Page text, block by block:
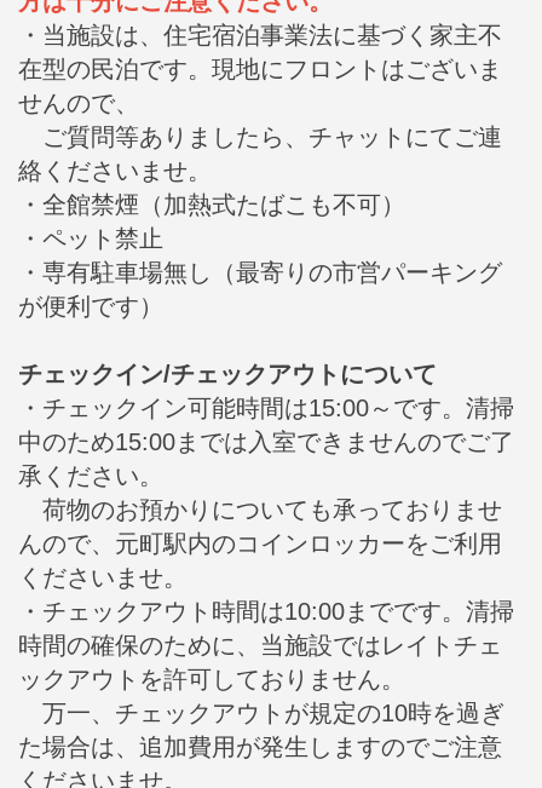
・当施設は、住宅宿泊事業法に基づく家主不
在型の民泊です。現地にフロントはございま
せんので、
ご質問等ありましたら、チャットにてご連
絡くださいませ。
・全館禁煙（加熱式たばこも不可）
・ペット禁止
・専有駐車場無し（最寄りの市営パーキング
が便利です）
チェックイン/チェックアウトについて
・チェックイン可能時間は15:00～です。清掃
中のため15:00までは入室できませんのでご了
承ください。
荷物のお預かりについても承っておりませ
んので、元町駅内のコインロッカーをご利用
くださいませ。
・チェックアウト時間は10:00までです。清掃
時間の確保のために、当施設ではレイトチェ
ックアウトを許可しておりません。
万一、チェックアウトが規定の10時を過ぎ
た場合は、追加費用が発生しますのでご注意
くださいませ。